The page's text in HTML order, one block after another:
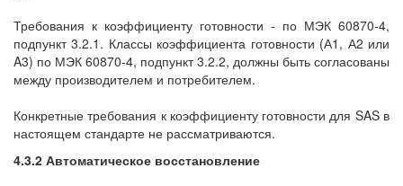
Требования к коэффициенту готовности - по МЭК 60870-4,
подпункт 3.2.1. Классы коэффициента готовности (А1, А2 или
A3) по МЭК 60870-4, подпункт 3.2.2, должны быть согласованы
между производителем и потребителем.
Конкретные требования к коэффициенту готовности для SAS в
настоящем стандарте не рассматриваются.
4.3.2 Автоматическое восстановление